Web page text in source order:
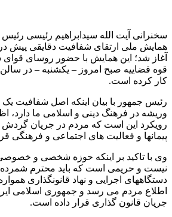
سخنرانی آیت الله سیدابراهیم رئیسی
همایش ملی ارتقای شفافیت دقایقی پیش
آغاز شد؛ این همایش با حضور روسای قوای
قوه قضاییه صبح امروز – یکشنبه – در
کار کرده است.
رئیس جمهور با بیان اینکه اصل شفافیت
وریشه در فرهنگ دینی و اسلامی ما دارد،
رویکرد این است که مردم در جریان گردش
پیمانها و فعالیت های اجتماعی و فرهنگی
وی با تاکید بر اینکه حوزه شخصی و
نیست و حریمی است که باید محترم شمرده
دستگاههای اجرایی و نهاد قانونگذاری
اطلاع مردم می رسد و جمهوری اسلامی
جریان قانون گذاری قرار داده است.